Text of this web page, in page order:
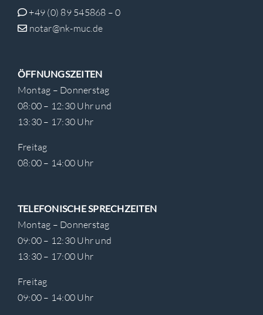
+49 (0) 89 545868 – 0
notar@nk-muc.de
ÖFFNUNGSZEITEN
Montag – Donnerstag
08:00 – 12:30 Uhr und
13:30 – 17:30 Uhr
Freitag
08:00 – 14:00 Uhr
TELEFONISCHE SPRECHZEITEN
Montag – Donnerstag
09:00 – 12:30 Uhr und
13:30 – 17:00 Uhr
Freitag
09:00 – 14:00 Uhr